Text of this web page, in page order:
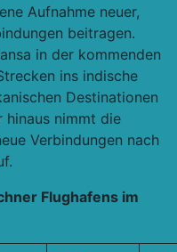
Aufnahme neuer,
beitragen.
in der kommenden
ins indische
Destinationen
hinaus nimmt die
Verbindungen nach
Flughafens im